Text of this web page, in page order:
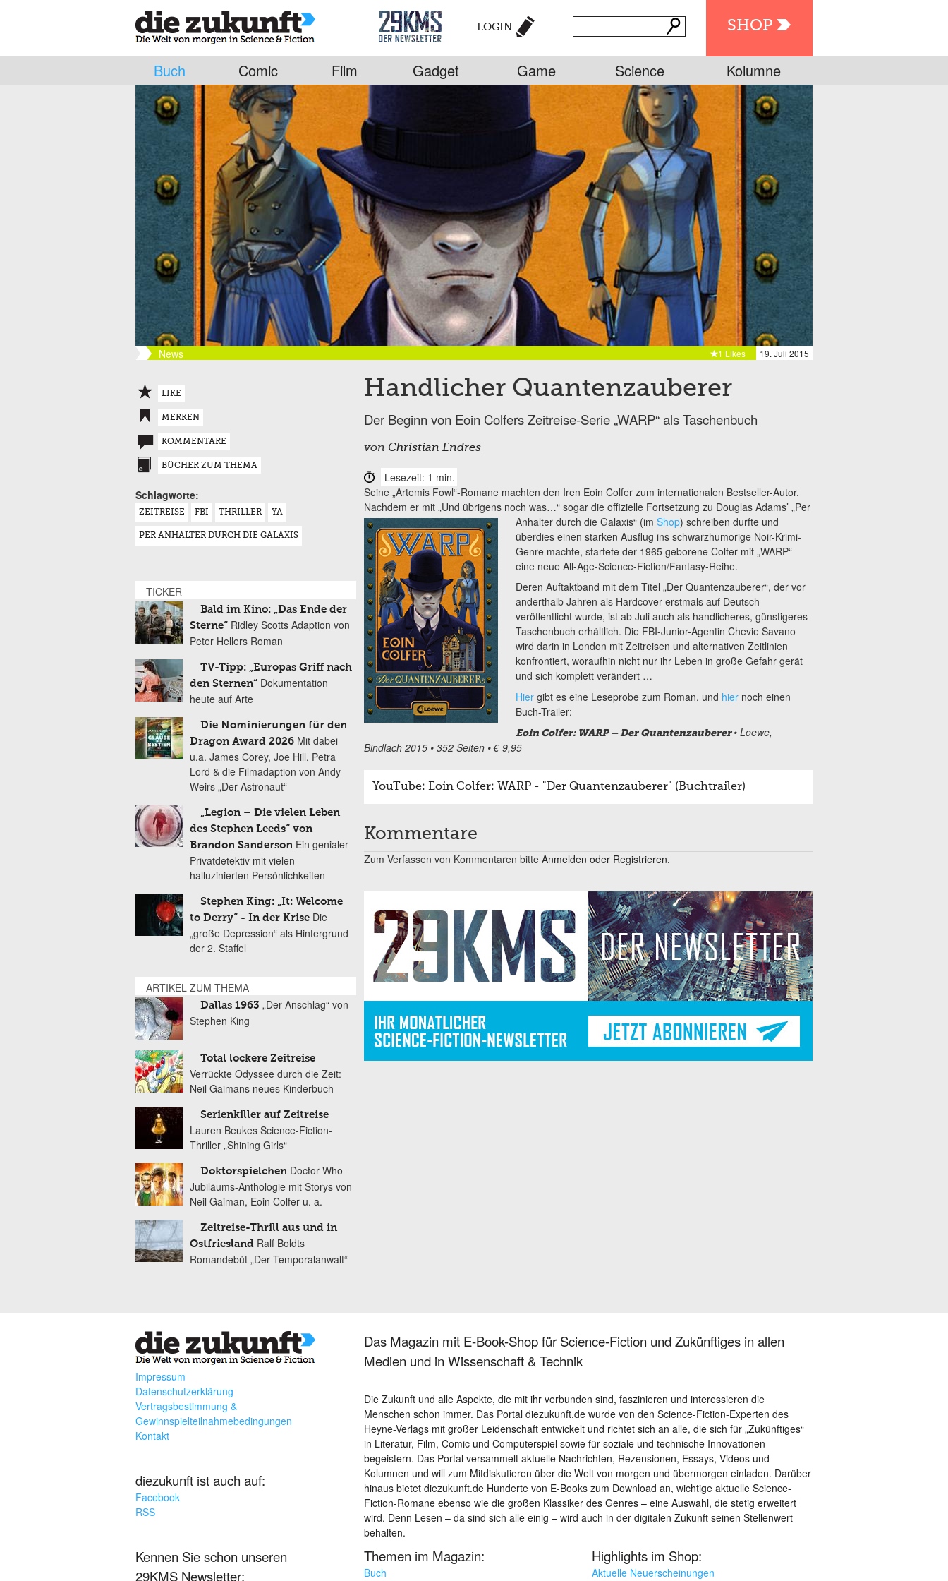
SHOP
LOGIN
Buch Comic Film Gadget Game Science Kolumne
News 19. Juli 2015
1 Likes
Handlicher Quantenzauberer
Der Beginn von Eoin Colfers Zeitreise-Serie „WARP“ als Taschenbuch
von Christian Endres
Lesezeit: 1 min.
Seine „Artemis Fowl“-Romane machten den Iren Eoin Colfer zum internationalen Bestseller-Autor.
Nachdem er mit „Und übrigens noch was…“ sogar die offizielle Fortsetzung zu Douglas Adams’ „Per
Anhalter durch die Galaxis“ (imShop) schreiben durfte und
überdies einen starken Ausflug ins schwarzhumorige Noir-Krimi-
Genre machte, startete der 1965 geborene Colfer mit „WARP“
eine neue All-Age-Science-Fiction/Fantasy-Reihe.
Deren Auftaktband mit dem Titel „Der Quantenzauberer“, der vor
anderthalb Jahren als Hardcover erstmals auf Deutsch
veröffentlicht wurde, ist ab Juli auch als handlicheres, günstigeres
Taschenbuch erhältlich. Die FBI-Junior-Agentin Chevie Savano
wird darin in London mit Zeitreisen und alternativen Zeitlinien
konfrontiert, woraufhin nicht nur ihr Leben in große Gefahr gerät
und sich komplett verändert …
Hier gibt es eine Leseprobe zum Roman, und hier noch einen
Buch-Trailer:
Eoin Colfer: WARP – Der Quantenzauberer• Loewe,
Bindlach 2015 • 352 Seiten • € 9,95
YouTube: Eoin Colfer: WARP - "Der Quantenzauberer" (Buchtrailer)
Kommentare
Zum Verfassen von Kommentaren bitte Anmelden oder Registrieren.
LIKE
MERKEN
KOMMENTARE
BÜCHER ZUM THEMA
Schlagworte:
ZEITREISE FBI THRILLER YA
PER ANHALTER DURCH DIE GALAXIS
TICKER
Bald im Kino: „Das Ende der
Sterne“ Ridley Scotts Adaption von
Peter Hellers Roman
TV-Tipp: „Europas Griff nach
den Sternen“ Dokumentation
heute auf Arte
Die Nominierungen für den
Dragon Award 2026 Mit dabei
u.a. James Corey, Joe Hill, Petra
Lord & die Filmadaption von Andy
Weirs „Der Astronaut“
„Legion – Die vielen Leben
des Stephen Leeds“ von
Brandon Sanderson Ein genialer
Privatdetektiv mit vielen
halluzinierten Persönlichkeiten
Stephen King: „It: Welcome
to Derry“ - In der Krise Die
„große Depression“ als Hintergrund
der 2. Staffel
ARTIKEL ZUM THEMA
Dallas 1963 „Der Anschlag“ von
Stephen King
Total lockere Zeitreise
Verrückte Odyssee durch die Zeit:
Neil Gaimans neues Kinderbuch
Serienkiller auf Zeitreise
Lauren Beukes Science-Fiction-
Thriller „Shining Girls“
Doktorspielchen Doctor-Who-
Jubiläums-Anthologie mit Storys von
Neil Gaiman, Eoin Colfer u. a.
Zeitreise-Thrill aus und in
Ostfriesland Ralf Boldts
Romandebüt „Der Temporalanwalt“
Impressum
Datenschutzerklärung
Vertragsbestimmung &
Gewinnspielteilnahmebedingungen
Kontakt
diezukunft ist auch auf:
Facebook
RSS
Kennen Sie schon unseren
29KMS Newsletter:
Das Magazin mit E-Book-Shop für Science-Fiction und Zukünftiges in allen
Medien und in Wissenschaft & Technik
Die Zukunft und alle Aspekte, die mit ihr verbunden sind, faszinieren und interessieren die
Menschen schon immer. Das Portal diezukunft.de wurde von den Science-Fiction-Experten des
Heyne-Verlags mit großer Leidenschaft entwickelt und richtet sich an alle, die sich für „Zukünftiges“
in Literatur, Film, Comic und Computerspiel sowie für soziale und technische Innovationen
begeistern. Das Portal versammelt aktuelle Nachrichten, Rezensionen, Essays, Videos und
Kolumnen und will zum Mitdiskutieren über die Welt von morgen und übermorgen einladen. Darüber
hinaus bietet diezukunft.de Hunderte von E-Books zum Download an, wichtige aktuelle Science-
Fiction-Romane ebenso wie die großen Klassiker des Genres – eine Auswahl, die stetig erweitert
wird. Denn Lesen – da sind sich alle einig – wird auch in der digitalen Zukunft seinen Stellenwert
behalten.
Themen im Magazin:
Buch
Highlights im Shop:
Aktuelle Neuerscheinungen